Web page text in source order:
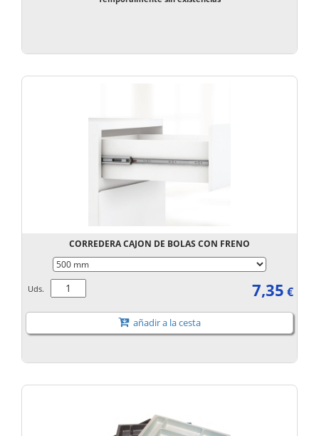
CORREDERA CAJON DE BOLAS CON FRENO
Uds. 7,35 €
añadir a la cesta